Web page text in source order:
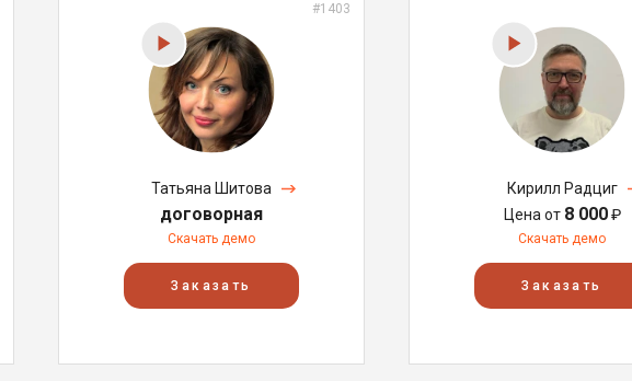
#1403
Татьяна Шитова
договорная
Скачать демо
Заказать
Кирилл Радциг
Цена от 8 000₽
Скачать демо
Заказать